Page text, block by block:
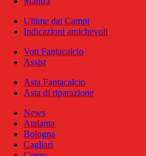
Ultime dai Campi
Indicazioni amichevoli
Voti Fantacalcio
Assist
Asta Fantacalcio
Asta di riparazione
News
Atalanta
Bologna
Cagliari